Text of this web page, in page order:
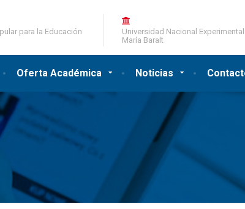
Oferta Académica Noticias
para la Educación
Universidad Nacional
María Baralt